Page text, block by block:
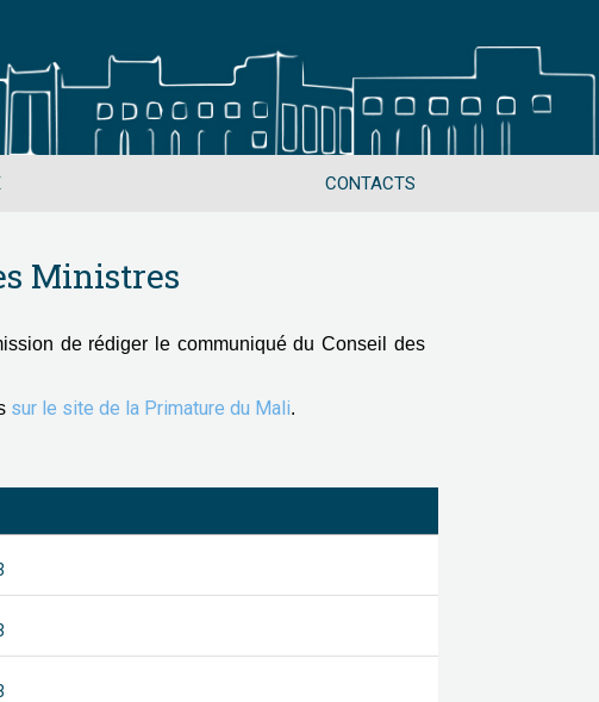
CONTACTS
Ministres
de rédiger le communiqué du Conseil des
sur le site de la Primature du Mali.